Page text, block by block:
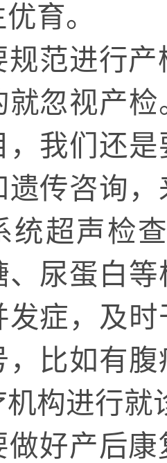
育。
规范进行
就忽视产
，我们还
遗传咨询
统超声检
、尿蛋白
发症，及
，比如有
机构进行就
做好产后